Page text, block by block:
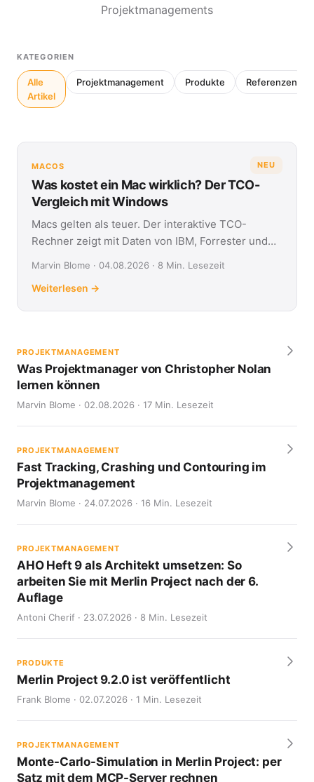
Projektmanagements
KATEGORIEN
Alle
Artikel
Projektmanagement Produkte Referenzen
NEU
MACOS
Was kostet ein Mac wirklich? Der TCO-
Vergleich mit Windows
Macs gelten als teuer. Der interaktive TCO-
Rechner zeigt mit Daten von IBM, Forrester und
Marvin Blome · 04.08.2026 · 8 Min. Lesezeit
Weiterlesen →
PROJEKTMANAGEMENT
Was Projektmanager von Christopher Nolan
lernen können
Marvin Blome · 02.08.2026 · 17 Min. Lesezeit
PROJEKTMANAGEMENT
Fast Tracking, Crashing und Contouring im
Projektmanagement
Marvin Blome · 24.07.2026 · 16 Min. Lesezeit
PROJEKTMANAGEMENT
AHO Heft 9 als Architekt umsetzen: So
arbeiten Sie mit Merlin Project nach der 6.
Auflage
Antoni Cherif · 23.07.2026 · 8 Min. Lesezeit
PRODUKTE
Merlin Project 9.2.0 ist veröffentlicht
Frank Blome · 02.07.2026 · 1 Min. Lesezeit
PROJEKTMANAGEMENT
Monte-Carlo-Simulation in Merlin Project: per
Satz mit dem MCP-Server rechnen